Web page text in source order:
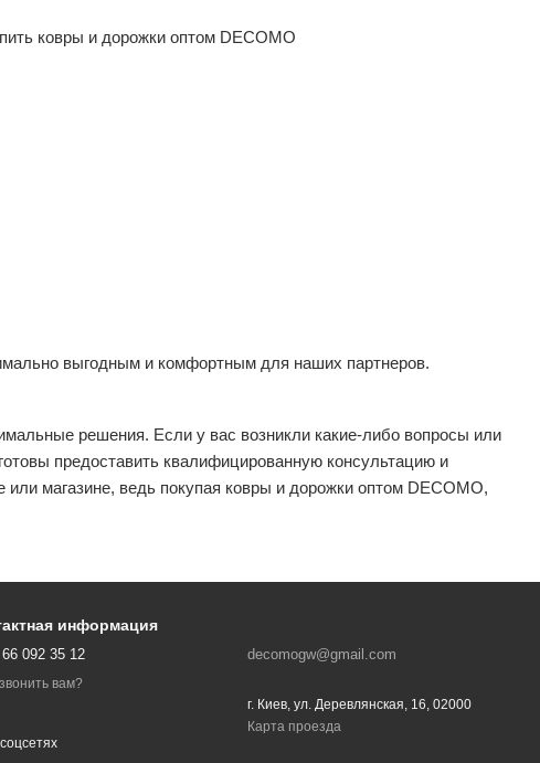
выгодным и комфортным для наших партнеров.
решения. Если у вас возникли какие-либо вопросы или
предоставить квалифицированную консультацию и
магазине, ведь покупая ковры и дорожки оптом DECOMO,
информация
092 35 12
вам?
decomogw@gmail.com
г. Киев, ул. Деревлянская, 16, 02000
Карта проезда